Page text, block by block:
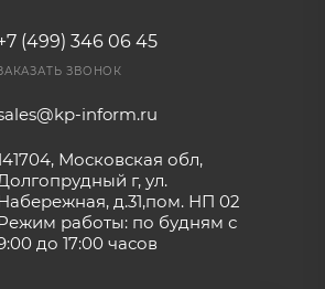
(499) 346 06 45
ЗВОНОК
inform.ru
Московская обл,
г, ул.
д.31,пом. НП 02
работы: по будням с
до 17:00 часов